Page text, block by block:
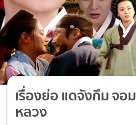
เรื่องย่อ แดจังกึม จอ
หลวง